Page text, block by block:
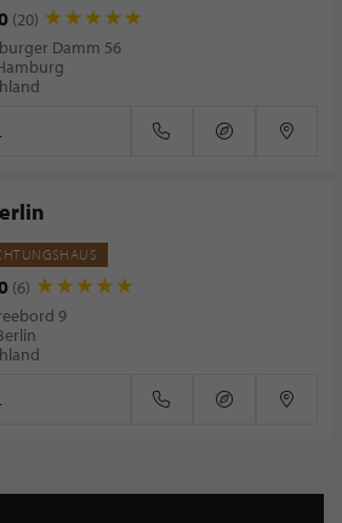
(20)
Damm 56
(6)
9